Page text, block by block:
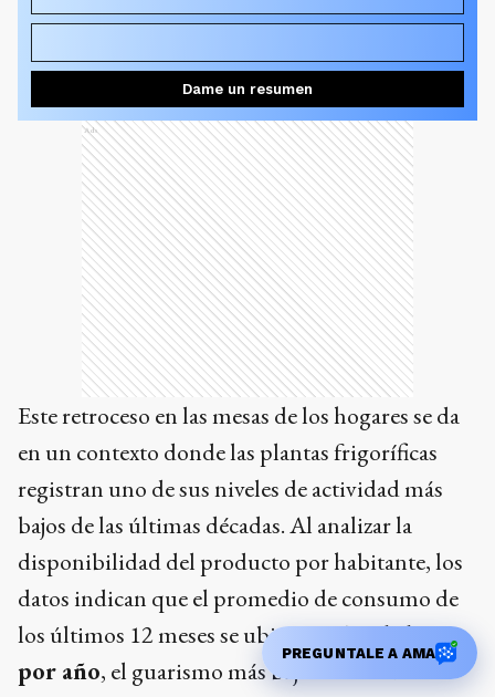
trimestre?
¿A dónde se va la carne que producimos?
Dame un resumen
Ads
Este retroceso en las mesas de los hogares se da
en un contexto donde las plantas frigoríficas
registran uno de sus niveles de actividad más
bajos de las últimas décadas. Al analizar la
disponibilidad del producto por habitante, los
datos indican que el promedio de consumo de
los últimos 12 meses se ubicó en47,3 kilos
por año, el guarismo más bajo en más de 20
PREGUNTALE A AMA